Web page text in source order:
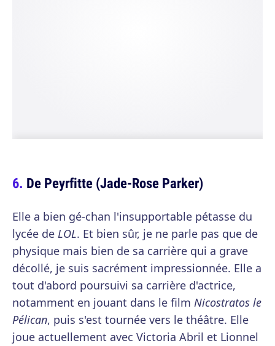
De Peyrfitte (Jade-Rose Parker)
Elle a bien gé-chan l'insupportable pétasse du
lycée de LOL. Et bien sûr, je ne parle pas que de
physique mais bien de sa carrière qui a grave
décollé, je suis sacrément impressionnée. Elle a
tout d'abord poursuivi sa carrière d'actrice,
notamment en jouant dans le film Nicostratos le
Pélican, puis s'est tournée vers le théâtre. Elle
joue actuellement avec Victoria Abril et Lionnel